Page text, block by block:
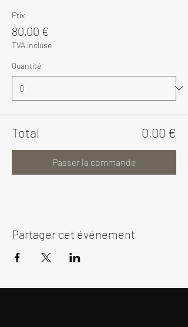
Prix
80,00 €
TVA incluse
Quantité
Total 0,00 €
Passer la commande
Partager cet événement